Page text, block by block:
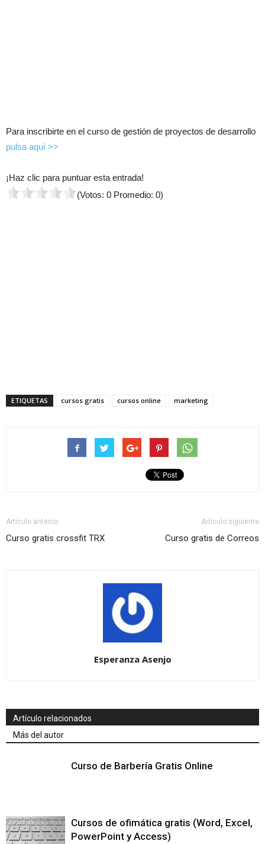
Para inscribirte en el curso de gestión de proyectos de desarrollo
pulsa aquí >>
¡Haz clic para puntuar esta entrada!
(Votos: 0 Promedio: 0)
ETIQUETAS cursos gratis cursos online marketing
Artículo anterior
Curso gratis crossfit TRX
Artículo siguiente
Curso gratis de Correos
Esperanza Asenjo
Artículo relacionados
Más del autor
Curso de Barbería Gratis Online
Cursos de ofimática gratis (Word, Excel,
PowerPoint y Access)